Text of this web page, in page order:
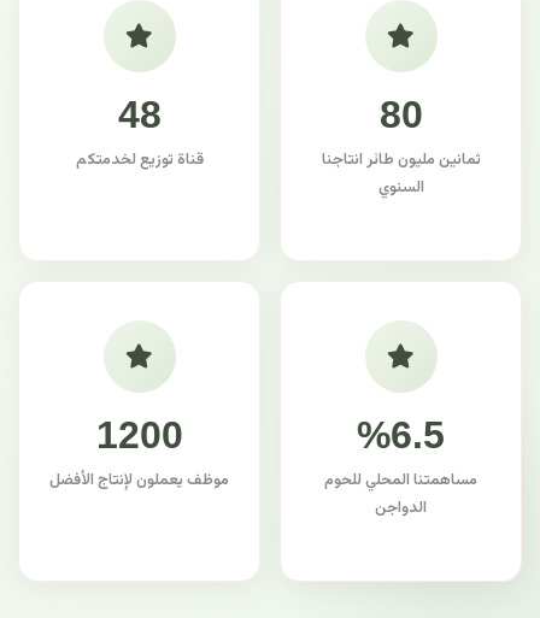
80
ثمانين مليون طائر انتاجنا
السنوي
48
قناة توزيع لخدمتكم
%6.5
مساهمتنا المحلي للحوم
الدواجن
1200
موظف يعملون لإنتاج الأفضل